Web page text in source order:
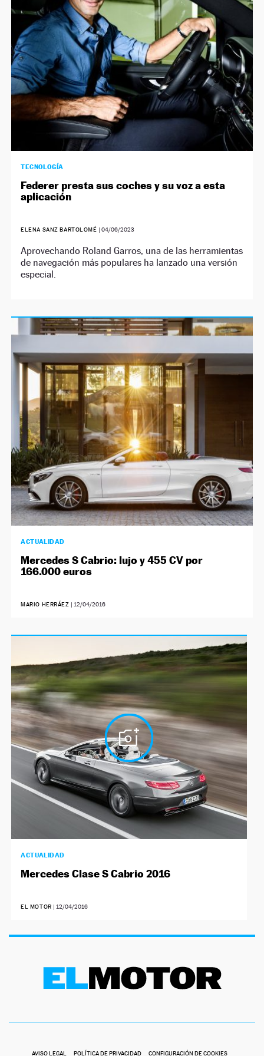
NEWSLETTER
SÍGUENOS
TECNOLOGÍA
Federer presta sus coches y su voz a esta
aplicación
ELENA SANZ BARTOLOMÉ | 04/06/2023
Aprovechando Roland Garros, una de las herramientas
de navegación más populares ha lanzado una versión
especial.
ACTUALIDAD
Mercedes S Cabrio: lujo y 455 CV por
166.000 euros
MARIO HERRÁEZ | 12/04/2016
ACTUALIDAD
Mercedes Clase S Cabrio 2016
EL MOTOR | 12/04/2016
AVISO LEGAL POLÍTICA DE PRIVACIDAD CONFIGURACIÓN DE COOKIES